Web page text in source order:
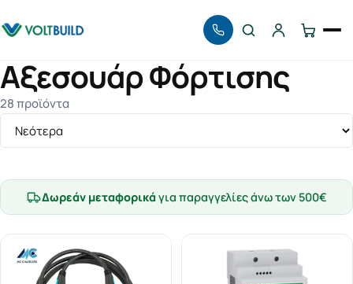
Αναζήτηση
Αξεσουάρ Φόρτισης
28 προϊόντα
Ταξινόμηση προϊόντων
Δωρεάν μεταφορικάγια παραγγελίες άνω των 500€